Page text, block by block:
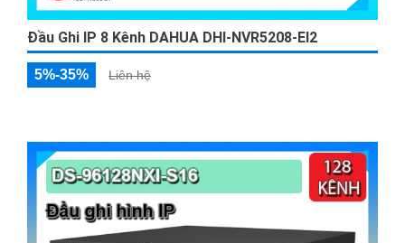
Đầu Ghi IP 8 Kênh DAHUA DHI-NVR5208-EI2
5%-35% Liên hệ